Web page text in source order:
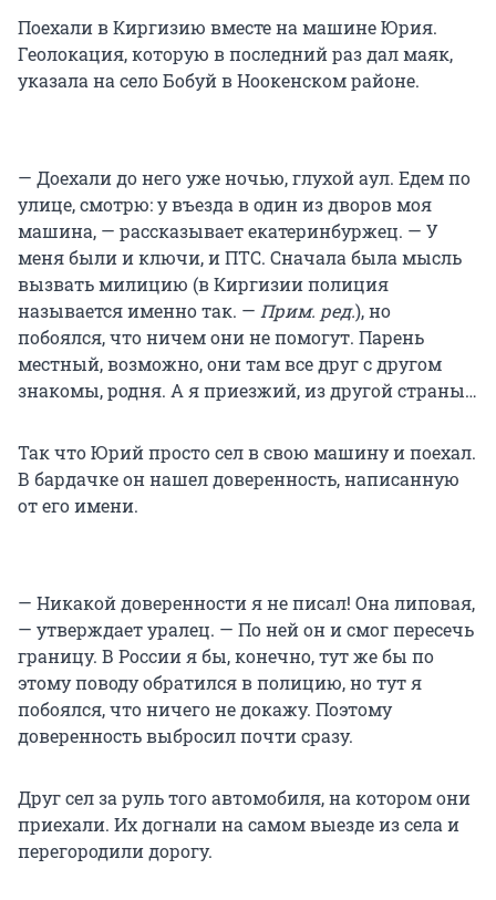
Поехали в Киргизию вместе на машине Юрия.
Геолокация, которую в последний раз дал маяк,
указала на село Бобуй в Ноокенском районе.
— Доехали до него уже ночью, глухой аул. Едем по
улице, смотрю: у въезда в один из дворов моя
машина, — рассказывает екатеринбуржец. — У
меня были и ключи, и ПТС. Сначала была мысль
вызвать милицию (в Киргизии полиция
называется именно так. — Прим. ред.), но
побоялся, что ничем они не помогут. Парень
местный, возможно, они там все друг с другом
знакомы, родня. А я приезжий, из другой страны…
Так что Юрий просто сел в свою машину и поехал.
В бардачке он нашел доверенность, написанную
от его имени.
— Никакой доверенности я не писал! Она липовая,
— утверждает уралец. — По ней он и смог пересечь
границу. В России я бы, конечно, тут же бы по
этому поводу обратился в полицию, но тут я
побоялся, что ничего не докажу. Поэтому
доверенность выбросил почти сразу.
Друг сел за руль того автомобиля, на котором они
приехали. Их догнали на самом выезде из села и
перегородили дорогу.